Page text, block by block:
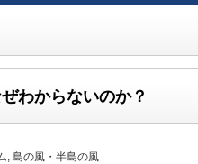
わからないのか？
, 島の風・半島の風